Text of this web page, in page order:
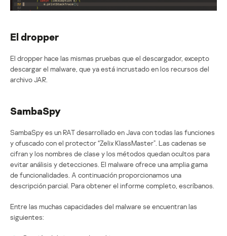
El dropper
El dropper hace las mismas pruebas que el descargador, excepto
descargar el malware, que ya está incrustado en los recursos del
archivo JAR.
SambaSpy
SambaSpy es un RAT desarrollado en Java con todas las funciones
y ofuscado con el protector “Zelix KlassMaster”. Las cadenas se
cifran y los nombres de clase y los métodos quedan ocultos para
evitar análisis y detecciones. El malware ofrece una amplia gama
de funcionalidades. A continuación proporcionamos una
descripción parcial. Para obtener el informe completo, escríbanos.
Entre las muchas capacidades del malware se encuentran las
siguientes: